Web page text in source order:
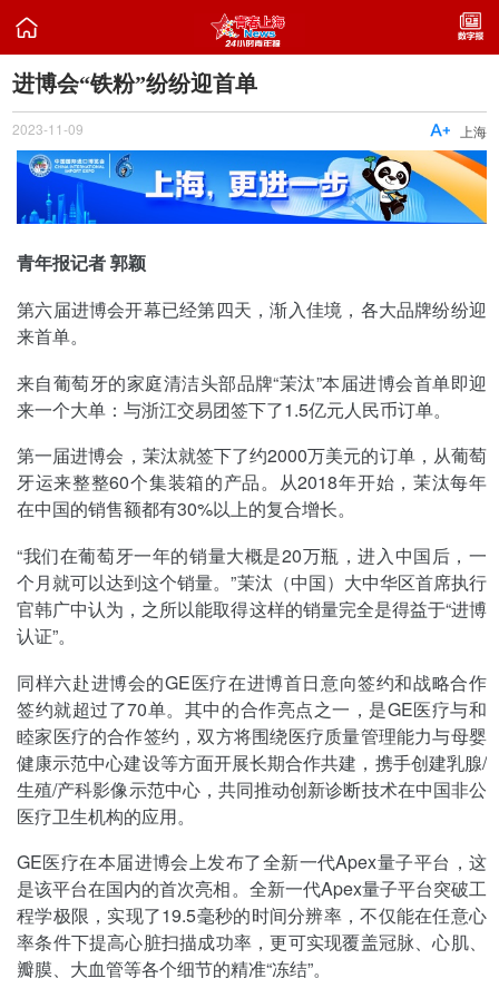

进博会“铁粉”纷纷迎首单
2023-11-09 上海

青年报记者 郭颖
第六届进博会开幕已经第四天，渐入佳境，各大品牌纷纷迎
来首单。
来自葡萄牙的家庭清洁头部品牌“茉汰”本届进博会首单即迎
来一个大单：与浙江交易团签下了1.5亿元人民币订单。
第一届进博会，茉汰就签下了约2000万美元的订单，从葡萄
牙运来整整60个集装箱的产品。从2018年开始，茉汰每年
在中国的销售额都有30%以上的复合增长。
“我们在葡萄牙一年的销量大概是20万瓶，进入中国后，一
个月就可以达到这个销量。”茉汰（中国）大中华区首席执行
官韩广中认为，之所以能取得这样的销量完全是得益于“进博
认证”。
同样六赴进博会的GE医疗在进博首日意向签约和战略合作
签约就超过了70单。其中的合作亮点之一，是GE医疗与和
睦家医疗的合作签约，双方将围绕医疗质量管理能力与母婴
健康示范中心建设等方面开展长期合作共建，携手创建乳腺/
生殖/产科影像示范中心，共同推动创新诊断技术在中国非公
医疗卫生机构的应用。
GE医疗在本届进博会上发布了全新一代Apex量子平台，这
是该平台在国内的首次亮相。全新一代Apex量子平台突破工
程学极限，实现了19.5毫秒的时间分辨率，不仅能在任意心
率条件下提高心脏扫描成功率，更可实现覆盖冠脉、心肌、
瓣膜、大血管等各个细节的精准“冻结”。